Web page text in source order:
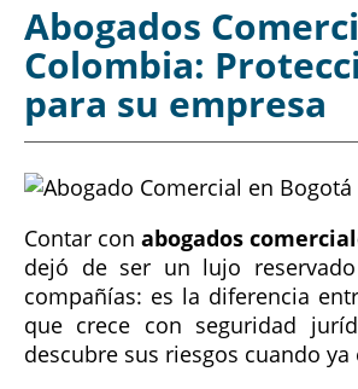
Abogados
Colombia:
para su empresa
Contar con abogados
dejó de ser un lujo
compañías: es la diferencia
que crece con seguridad
descubre sus riesgos cuando ya